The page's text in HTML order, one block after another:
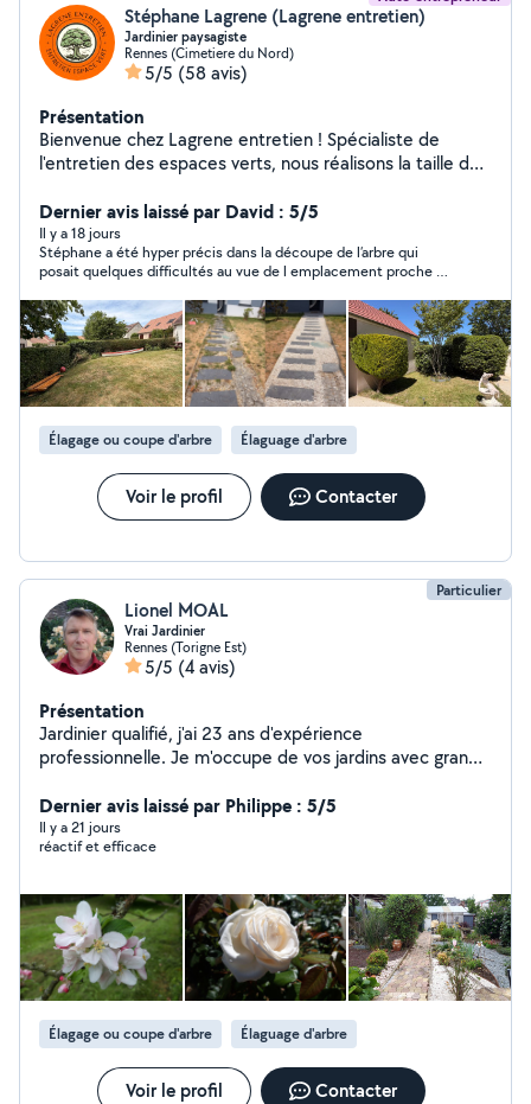
Stéphane Lagrene (Lagrene entretien)
Jardinier paysagiste
Rennes (Cimetiere du Nord)
5/5 (58 avis)
Présentation
Bienvenue chez Lagrene entretien ! Spécialiste de
l'entretien des espaces verts, nous réalisons la taille de
et l'entretien de jardins. Nos équipes interviennent à
Rennes et dans toute l'Ille-et-Vilaine 35 ainsi qu'en
Seine-et-Marne 77 Travail soigné, devis gratuit et
intervention rapide.
Dernier avis laissé par David : 5/5
Il y a 18 jours
Stéphane a été hyper précis dans la découpe de l’arbre qui
posait quelques difficultés au vue de l emplacement proche de
que rien ne soit endommagé,il est vraiment très professionnel
et sympathique,je vous le conseil fortement. Encore merci
Stéphane.
Élagage ou coupe d'arbre Élaguage d'arbre
Voir le profil Contacter
Particulier
Lionel MOAL
Vrai Jardinier
Rennes (Torigne Est)
5/5 (4 avis)
Présentation
Jardinier qualifié, j'ai 23 ans d'expérience
professionnelle. Je m'occupe de vos jardins avec grand
connaissance des végétaux, je conçois le jardin aussi
beau que possible. J'interviens sur l'ensemble de
Rennes Métropole, ainsi que sur la côte, de St Malo à St
service CESU.
Dernier avis laissé par Philippe : 5/5
Il y a 21 jours
réactif et efficace
Élagage ou coupe d'arbre Élaguage d'arbre
Voir le profil Contacter